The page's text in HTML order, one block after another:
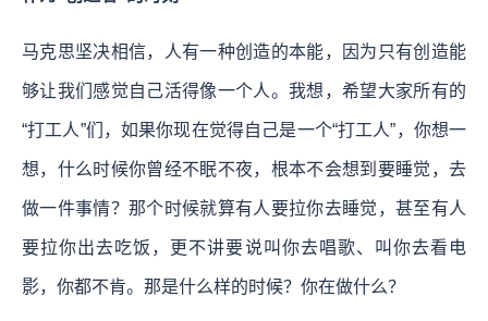
马克思坚决相信，人有一种创造的本能，因为只有创造能
够让我们感觉自己活得像一个人。我想，希望大家所有的
“打工人”们，如果你现在觉得自己是一个“打工人”，你想一
想，什么时候你曾经不眠不夜，根本不会想到要睡觉，去
做一件事情？那个时候就算有人要拉你去睡觉，甚至有人
要拉你出去吃饭，更不讲要说叫你去唱歌、叫你去看电
影，你都不肯。那是什么样的时候？你在做什么？